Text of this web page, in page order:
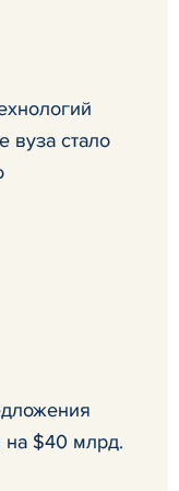
вуза стало
$40 млрд.